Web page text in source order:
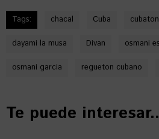
Tags: chacal Cuba
dayami la musa Divan osmani
osmani garcia regueton cubano
Te puede